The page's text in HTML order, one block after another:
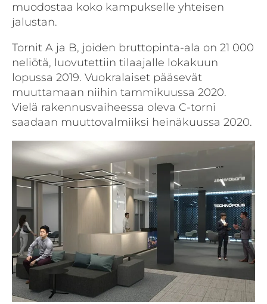
muodostaa koko kampukselle yhteisen
jalustan.
Tornit A ja B, joiden bruttopinta-ala on 21 000
neliötä, luovutettiin tilaajalle lokakuun
lopussa 2019. Vuokralaiset pääsevät
muuttamaan niihin tammikuussa 2020.
Vielä rakennusvaiheessa oleva C-torni
saadaan muuttovalmiiksi heinäkuussa 2020.